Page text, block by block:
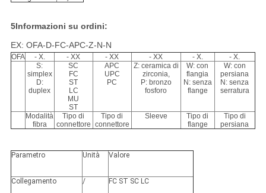
5Informazioni su ordini:
EX: OFA-D-FC-APC-Z-N-N
OFA - X. - XX - XX - XX - X.
- X.
S:
simplex
D:
duplex
SC
FC
ST
LC
MU
ST
APC
UPC
PC
Z: ceramica di
zirconia,
P: bronzo
fosforo
W: con
flangia
N: senza
flange
W: con
persiana
N: senza
serratura
Modalità
fibra
Tipo di
connettore
Tipo di
connettore
Sleeve
Tipo di
flange
Tipo di
persiana
Parametro Unità Valore
Collegamento / FC ST SC LC